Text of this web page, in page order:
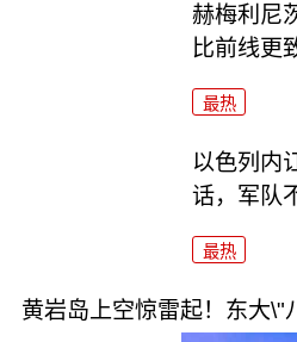
赫梅利尼
比前线更
最热
以色列内
话，军队
最热
黄岩岛上空惊雷起！东大\"